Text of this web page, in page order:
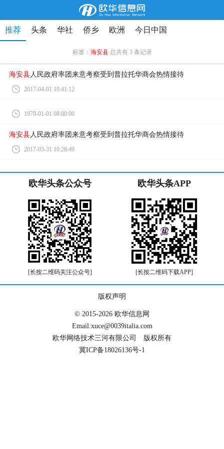
推荐 头条 华社 侨乡 欧洲 今日中国
标签： 海安县总共有 3 条记录
海安县人民政府率团来意考察受到普拉托华商会热情接待
2017-04-01 10:41:12
1970-01-01 08:00:00
海安县人民政府率团来意考察受到普拉托华商会热情接待
2017-03-31 10:28:49
欧华头条公众号
[长按二维码关注公众号]
欧华头条APP
[长按二维码下载APP]
版权声明
© 2015-2026 欧华信息网
Email:xuce@0039italia.com
欧华网络技术三河有限公司 版权所有
冀ICP备18026136号-1